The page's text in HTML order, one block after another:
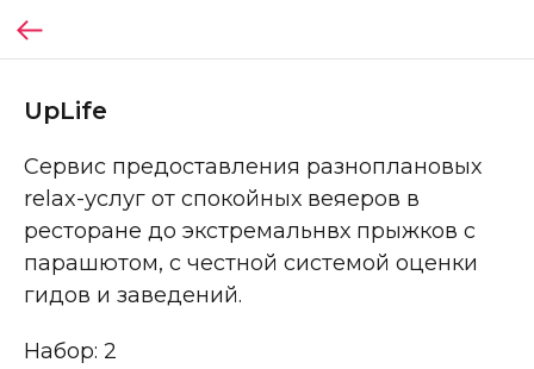
UpLife
Сервис предоставления разноплановых
relax-услуг от спокойных веяеров в
ресторане до экстремальнвх прыжков с
парашютом, с честной системой оценки
гидов и заведений.
Набор: 2